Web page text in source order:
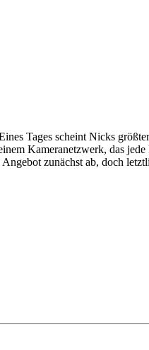
Tages scheint Nicks
Kameranetzwerk, das
zunächst ab, doch